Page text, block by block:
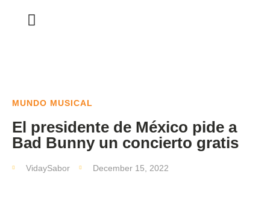
MUNDO MUSICAL
El presidente de México pide a
Bad Bunny un concierto gratis
VidaySabor December 15, 2022